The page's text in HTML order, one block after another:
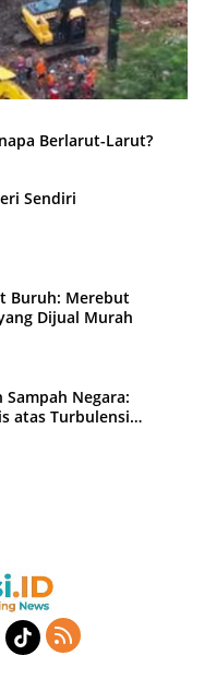
Berlarut-Larut?
Sendiri
Buruh: Merebut
Dijual Murah
Negara:
atas Turbulensi